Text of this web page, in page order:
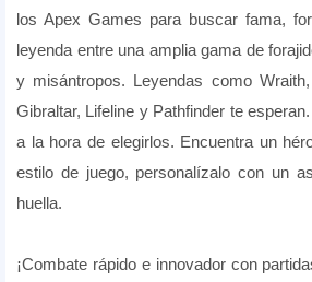
los Apex Games para buscar fama,
leyenda entre una amplia gama de
y misántropos. Leyendas como
Gibraltar, Lifeline y Pathfinder te
a la hora de elegirlos. Encuentra un
estilo de juego, personalízalo con un
huella.
¡Combate rápido e innovador con